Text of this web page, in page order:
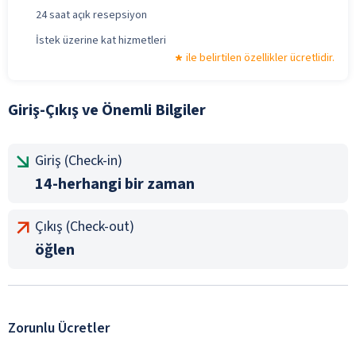
24 saat açık resepsiyon
İstek üzerine kat hizmetleri
ile belirtilen özellikler ücretlidir.
Giriş-Çıkış ve Önemli Bilgiler
Giriş (Check-in)
14-herhangi bir zaman
Çıkış (Check-out)
öğlen
Zorunlu Ücretler